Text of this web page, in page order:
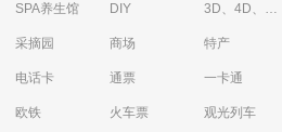
SPA养生馆 DIY 3D、4D、5D艺术体验馆
采摘园 商场 特产
电话卡 通票 一卡通
欧铁 火车票 观光列车